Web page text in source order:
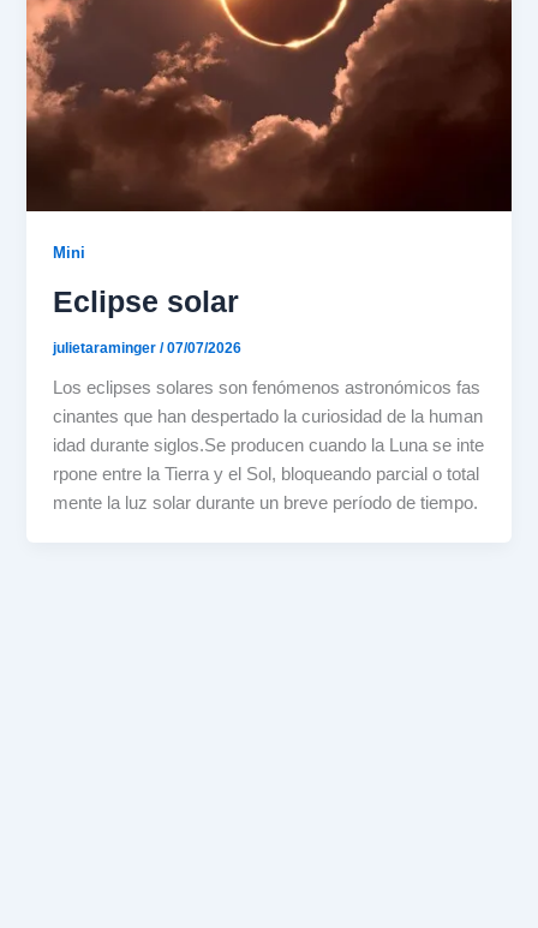
Mini
Eclipse solar
julietaraminger/07/07/2026
Los eclipses solares son fenómenos astronómicos fas
cinantes que han despertado la curiosidad de la human
idad durante siglos.Se producen cuando la Luna se inte
rpone entre la Tierra y el Sol, bloqueando parcial o total
mente la luz solar durante un breve período de tiempo.